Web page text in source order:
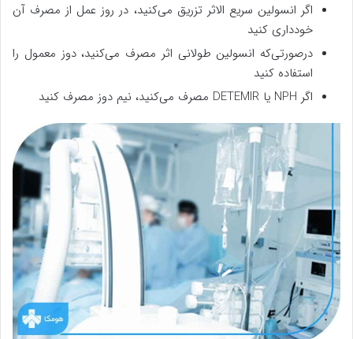
اگر انسولین سریع الاثر تزریق می‌کنید، در روز عمل از مصرف آن
خودداری کنید
درصورتی‌که انسولین طولانی اثر مصرف می‌کنید، دوز معمول را
استفاده کنید
اگر NPH یا DETEMIR مصرف می‌کنید، نیم دوز مصرف کنید